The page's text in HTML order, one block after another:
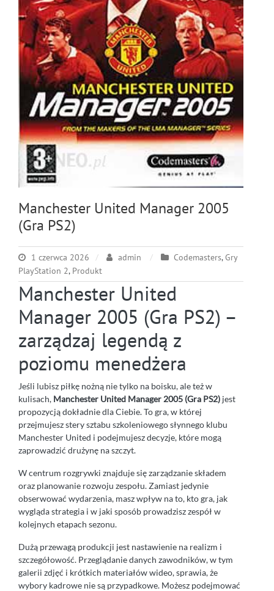
Manchester United Manager 2005
(Gra PS2)
1 czerwca 2026 admin Codemasters,Gry
PlayStation 2, Produkt
Manchester United
Manager 2005 (Gra PS2) –
zarządzaj legendą z
poziomu menedżera
Jeśli lubisz piłkę nożną nie tylko na boisku, ale też w
kulisach, Manchester United Manager 2005 (Gra PS2) jest
propozycją dokładnie dla Ciebie. To gra, w której
przejmujesz stery sztabu szkoleniowego słynnego klubu
Manchester United i podejmujesz decyzje, które mogą
zaprowadzić drużynę na szczyt.
W centrum rozgrywki znajduje się zarządzanie składem
oraz planowanie rozwoju zespołu. Zamiast jedynie
obserwować wydarzenia, masz wpływ na to, kto gra, jak
wygląda strategia i w jaki sposób prowadzisz zespół w
kolejnych etapach sezonu.
Dużą przewagą produkcji jest nastawienie na realizm i
szczegółowość. Przeglądanie danych zawodników, w tym
galerii zdjęć i krótkich materiałów wideo, sprawia, że
wybory kadrowe nie są przypadkowe. Możesz podejmować